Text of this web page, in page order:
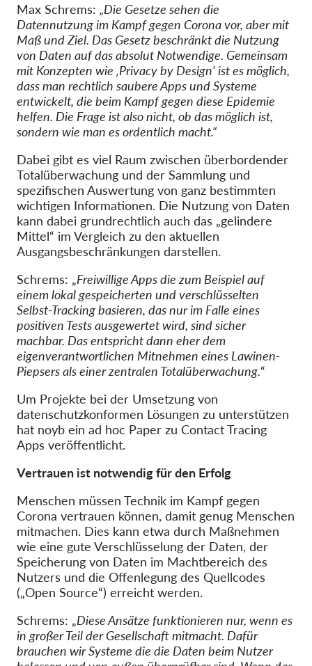
Max Schrems: „Die Gesetze sehen die
Datennutzung im Kampf gegen Corona vor, aber mit
Maß und Ziel. Das Gesetz beschränkt die Nutzung
von Daten auf das absolut Notwendige. Gemeinsam
mit Konzepten wie ‚Privacy by Design‘ ist es möglich,
dass man rechtlich saubere Apps und Systeme
entwickelt, die beim Kampf gegen diese Epidemie
helfen. Die Frage ist also nicht, ob das möglich ist,
sondern wie man es ordentlich macht.“
Dabei gibt es viel Raum zwischen überbordender
Totalüberwachung und der Sammlung und
spezifischen Auswertung von ganz bestimmten
wichtigen Informationen. Die Nutzung von Daten
kann dabei grundrechtlich auch das „gelindere
Mittel“ im Vergleich zu den aktuellen
Ausgangsbeschränkungen darstellen.
Schrems: „Freiwillige Apps die zum Beispiel auf
einem lokal gespeicherten und verschlüsselten
Selbst-Tracking basieren, das nur im Falle eines
positiven Tests ausgewertet wird, sind sicher
machbar. Das entspricht dann eher dem
eigenverantwortlichen Mitnehmen eines Lawinen-
Piepsers als einer zentralen Totalüberwachung.“
Um Projekte bei der Umsetzung von
datenschutzkonformen Lösungen zu unterstützen
hat noyb ein ad hoc Paper zu Contact Tracing
Apps veröffentlicht.
Vertrauen ist notwendig für den Erfolg
Menschen müssen Technik im Kampf gegen
Corona vertrauen können, damit genug Menschen
mitmachen. Dies kann etwa durch Maßnehmen
wie eine gute Verschlüsselung der Daten, der
Speicherung von Daten im Machtbereich des
Nutzers und die Offenlegung des Quellcodes
(„Open Source“) erreicht werden.
Schrems: „Diese Ansätze funktionieren nur, wenn es
in großer Teil der Gesellschaft mitmacht. Dafür
brauchen wir Systeme die die Daten beim Nutzer